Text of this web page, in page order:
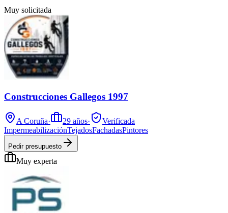
Muy solicitada
Construcciones Gallegos 1997
A Coruña· 29 años·
Verificada
ImpermeabilizaciónTejadosFachadasPintores
Pedir presupuesto
Muy experta